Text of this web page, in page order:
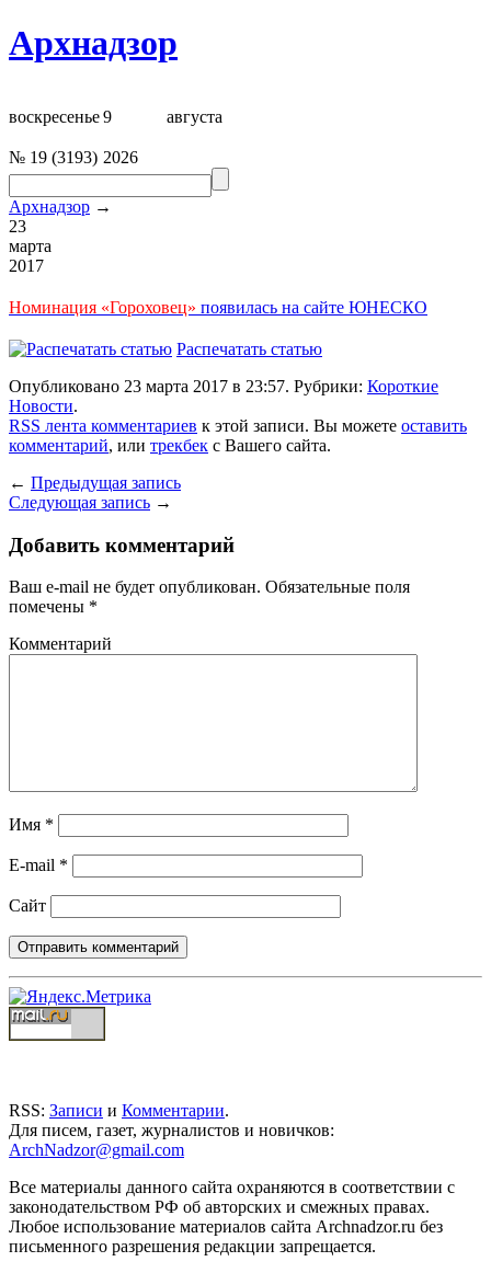
Архнадзор
воскресенье9 августа
№ 19 (3193) 2026
Архнадзор →
23
марта
2017
Номинация «Гороховец» появилась на сайте ЮНЕСКО
Распечатать статью
Опубликовано 23 марта 2017 в 23:57. Рубрики: Короткие
Новости.
RSS лента комментариев к этой записи. Вы можете оставить
комментарий, или трекбек с Вашего сайта.
← Предыдущая запись
Следующая запись →
Добавить комментарий
Ваш e-mail не будет опубликован. Обязательные поля
помечены *
Комментарий
Имя *
E-mail *
Сайт
RSS: Записи и Комментарии.
Для писем, газет, журналистов и новичков:
ArchNadzor@gmail.com
Все материалы данного сайта охраняются в соответствии с
законодательством РФ об авторских и смежных правах.
Любое использование материалов сайта Archnadzor.ru без
письменного разрешения редакции запрещается.